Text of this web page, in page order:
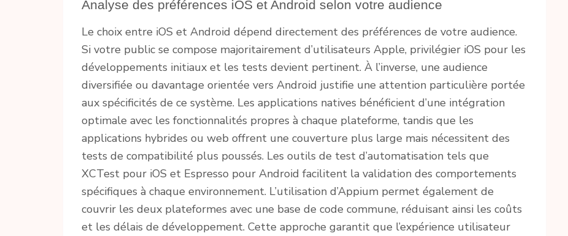
Analyse des préférences iOS et Android selon votre audience
Le choix entre iOS et Android dépend directement des préférences de votre audience.
Si votre public se compose majoritairement d’utilisateurs Apple, privilégier iOS pour les
développements initiaux et les tests devient pertinent. À l’inverse, une audience
diversifiée ou davantage orientée vers Android justifie une attention particulière portée
aux spécificités de ce système. Les applications natives bénéficient d’une intégration
optimale avec les fonctionnalités propres à chaque plateforme, tandis que les
applications hybrides ou web offrent une couverture plus large mais nécessitent des
tests de compatibilité plus poussés. Les outils de test d’automatisation tels que
XCTest pour iOS et Espresso pour Android facilitent la validation des comportements
spécifiques à chaque environnement. L’utilisation d’Appium permet également de
couvrir les deux plateformes avec une base de code commune, réduisant ainsi les coûts
et les délais de développement. Cette approche garantit que l’expérience utilisateur